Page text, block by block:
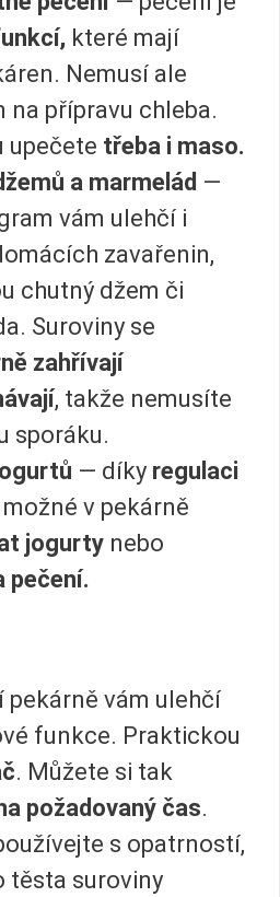
které mají
Nemusí ale
na přípravu chleba.
upečete třeba i maso.
a marmelád —
vám ulehčí i
zavařenin,
chutný džem či
Suroviny se
zahřívají
, takže nemusíte
sporáku.
— díky regulaci
možné v pekárně
jogurty nebo
pečení.
pekárně vám ulehčí
funkce. Praktickou
. Můžete si tak
požadovaný čas.
s opatrností,
těsta suroviny